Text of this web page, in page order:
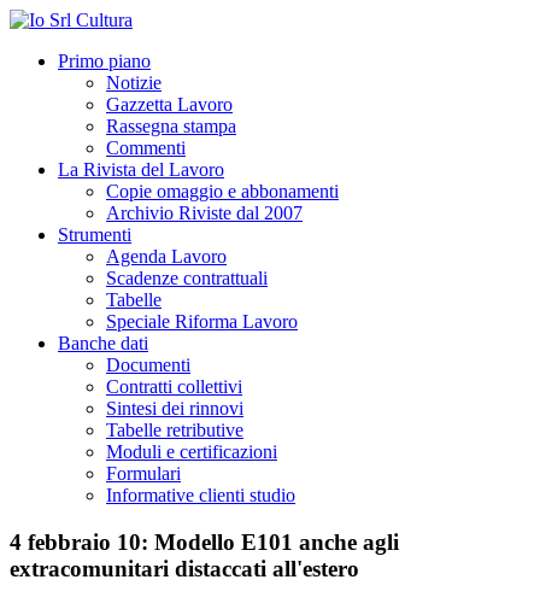
Primo piano
Notizie
Gazzetta Lavoro
Rassegna stampa
Commenti
La Rivista del Lavoro
Copie omaggio e abbonamenti
Archivio Riviste dal 2007
Strumenti
Agenda Lavoro
Scadenze contrattuali
Tabelle
Speciale Riforma Lavoro
Banche dati
Documenti
Contratti collettivi
Sintesi dei rinnovi
Tabelle retributive
Moduli e certificazioni
Formulari
Informative clienti studio
4 febbraio 10: Modello E101 anche agli
extracomunitari distaccati all'estero